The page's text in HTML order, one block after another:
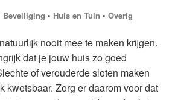
Beveiliging • Huis en Tuin • Overig
nooit mee te maken krijgen.
dat je jouw huis zo goed
of verouderde sloten maken
kwetsbaar. Zorg er daarom voor dat